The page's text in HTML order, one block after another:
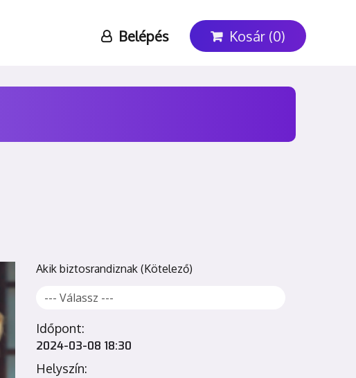
Belépés Kosár (0)
Akik biztosrandiznak
Időpont:
2024-03-08 18:30
Helyszín: